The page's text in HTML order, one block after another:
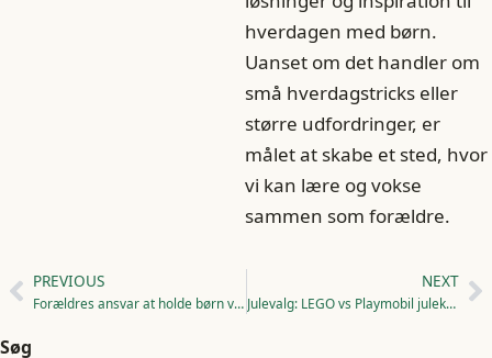
hverdagen med børn.
Uanset om det handler om
små hverdagstricks eller
større udfordringer, er
målet at skabe et sted, hvor
vi kan lære og vokse
sammen som forældre.
PREVIOUS
Forældres ansvar at holde børn væk fra farlige væsker
NEXT
Julevalg: LEGO vs Playmobil julekalender
Søg